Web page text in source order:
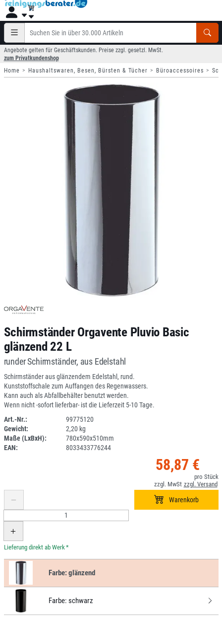
Angebote gelten für Geschäftskunden. Preise zzgl. gesetzl. MwSt.
zum Privatkundenshop
Home
Haushaltswaren, Besen, Bürsten & Tücher Büroaccessoires
Schirmständer Orgavente Pluvio Basic
glänzend 22 L
runder Schirmständer, aus Edelstahl
Schirmständer aus glänzendem Edelstahl, rund.
Kunststoffschale zum Auffangen des Regenwassers.
Kann auch als Abfallbehälter benutzt werden.
Wenn nicht -sofort lieferbar- ist die Lieferzeit 5-10 Tage.
Art.-Nr.:
99775120
Gewicht:
2,20 kg
Maße (LxBxH):
780x590x510mm
EAN:
8033433776244
58,87 €
*
Farbe:glänzend
Farbe: schwarz